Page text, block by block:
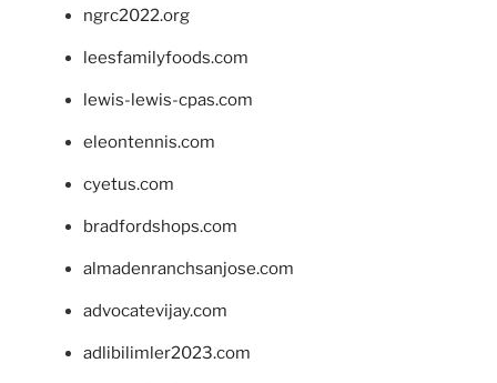
ngrc2022.org
leesfamilyfoods.com
lewis-lewis-cpas.com
eleontennis.com
cyetus.com
bradfordshops.com
almadenranchsanjose.com
advocatevijay.com
adlibilimler2023.com